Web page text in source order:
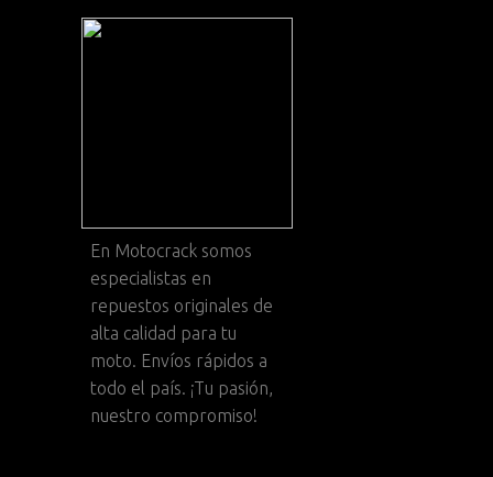
En Motocrack somos
especialistas en
repuestos originales de
alta calidad para tu
moto. Envíos rápidos a
todo el país. ¡Tu pasión,
nuestro compromiso!